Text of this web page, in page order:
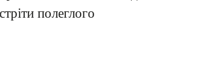
полеглого